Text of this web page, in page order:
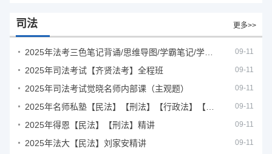
司法 更多>>
09-11
2025年司法考试【齐贤法考】全程班 09-11
2025年司法考试觉晓名师内部课（主观题） 09-11
09-11
2025年得恩【民法】【刑法】精讲 09-11
2025年法大【民法】刘家安精讲 09-11